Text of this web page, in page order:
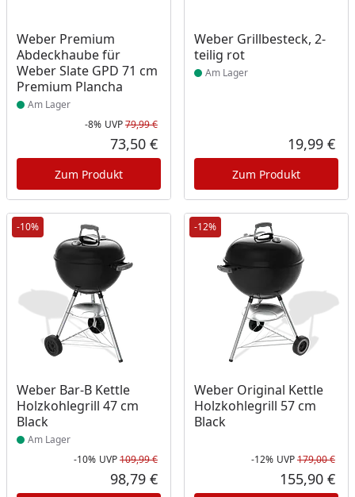
Weber Premium
Abdeckhaube für
Weber Slate GPD 71 cm
Premium Plancha
Produkt am Lager
Am Lager
Rabatt in Prozent
-8%
Ursprünglicher Preis
UVP79,99 €
Aktueller Preis
73,50 €
Zum Produkt
Weber Grillbesteck, 2-
teilig rot
Produkt am Lager
Am Lager
19,99 €
Zum Produkt
-10%
Weber Bar-B Kettle
Holzkohlegrill 47 cm
Black
Produkt am Lager
Am Lager
Rabatt in Prozent
-10%
Ursprünglicher Preis
UVP109,99 €
Aktueller Preis
98,79 €
-12%
Weber Original Kettle
Holzkohlegrill 57 cm
Black
-12% UVP179,00 €
155,90 €